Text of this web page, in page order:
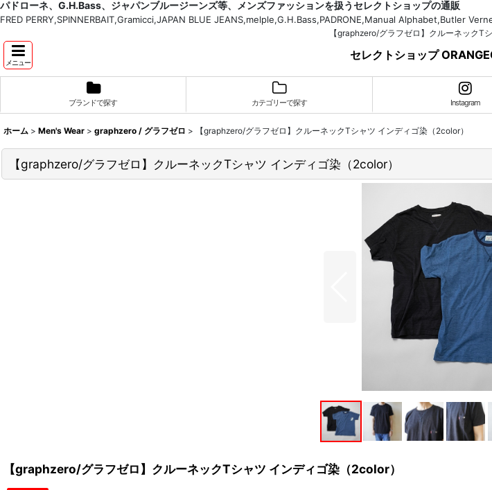
パドローネ、G.H.Bass、ジャパンブルージーンズ等、メンズファッションを扱うセレクトショップの通販
FRED PERRY,SPINNERBAIT,Gramicci,JAPAN BLUE JEANS,melple,G.H.Bass,PADRONE,Manual Alphabet,Butler
【graphzero/グラフゼロ】クルーネックT
メニュー
セレクトショップ
ブランドで探す カテゴリーで探す Instagram
ホーム > Men's Wear > graphzero / グラフゼロ > 【graphzero/グラフゼロ】クルーネックTシャツ インディゴ染（2color）
【graphzero/グラフゼロ】クルーネックTシャツ インディゴ染（2color）
【graphzero/グラフゼロ】クルーネックTシャツ インディゴ染（2color）